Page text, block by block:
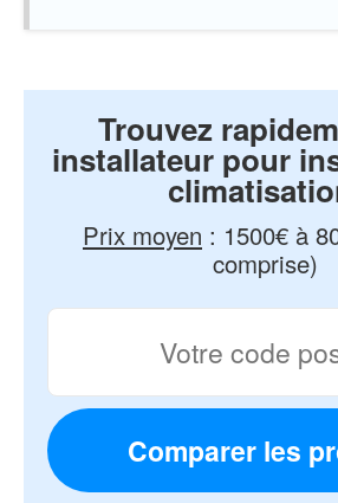
Trouvez
installateur pour
Prix moyen : 1500€ à
comprise)
Comparer les